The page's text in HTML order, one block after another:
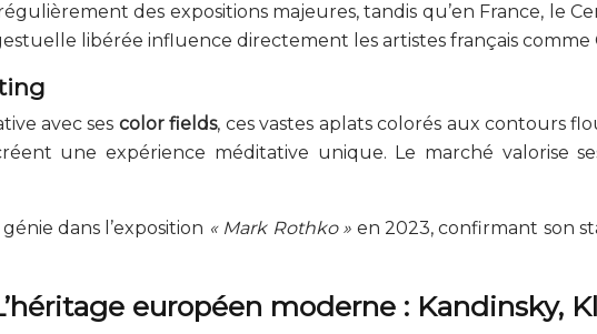
des expositions majeures, tandis qu’en France, le
libérée influence directement les artistes français
avec ses color fields, ces vastes aplats colorés aux contours
une expérience méditative unique. Le marché valorise
dans l’exposition « Mark Rothko » en 2023, confirmant son
européen moderne : Kandinsky,